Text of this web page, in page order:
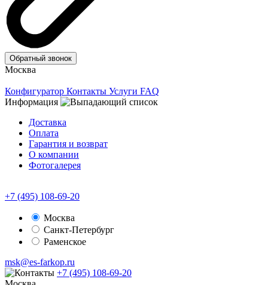
Обратный звонок
Москва
Конфигуратор Контакты Услуги FAQ
Информация
Доставка
Оплата
Гарантия и возврат
О компании
Фотогалерея
+7 (495) 108-69-20
Москва
Санкт-Петербург
Раменское
msk@es-farkop.ru
+7 (495) 108-69-20